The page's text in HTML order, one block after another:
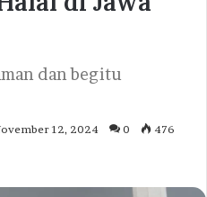
dan begitu
12, 2024 0 476